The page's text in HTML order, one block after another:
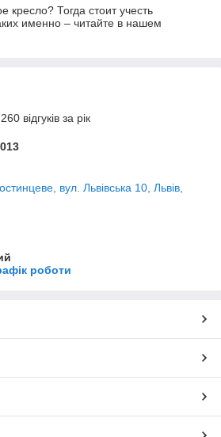
кресло? Тогда стоит учесть
именно – читайте в нашем
відгуків за рік
вул. Львівська 10, Львів,
роботи